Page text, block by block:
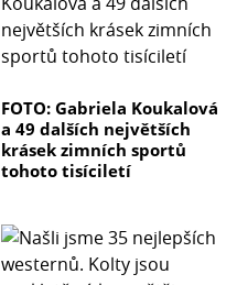
FOTO: Gabriela Koukalová
a 49 dalších největších
krásek zimních sportů
tohoto tisíciletí